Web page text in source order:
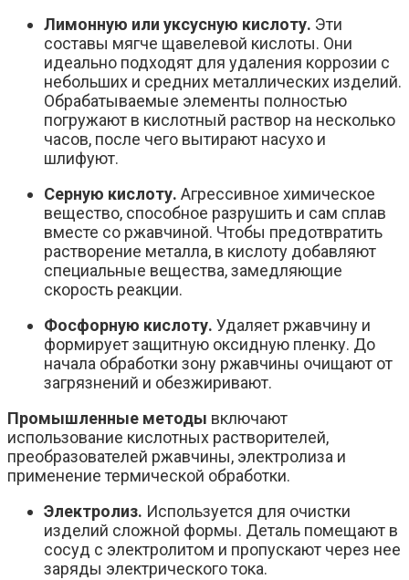
Лимонную или уксусную кислоту. Эти
составы мягче щавелевой кислоты. Они
идеально подходят для удаления коррозии с
небольших и средних металлических изделий.
Обрабатываемые элементы полностью
погружают в кислотный раствор на несколько
часов, после чего вытирают насухо и
шлифуют.
Серную кислоту. Агрессивное химическое
вещество, способное разрушить и сам сплав
вместе со ржавчиной. Чтобы предотвратить
растворение металла, в кислоту добавляют
специальные вещества, замедляющие
скорость реакции.
Фосфорную кислоту. Удаляет ржавчину и
формирует защитную оксидную пленку. До
начала обработки зону ржавчины очищают от
загрязнений и обезжиривают.
Промышленные методы включают
использование кислотных растворителей,
преобразователей ржавчины, электролиза и
применение термической обработки.
Электролиз. Используется для очистки
изделий сложной формы. Деталь помещают в
сосуд с электролитом и пропускают через нее
заряды электрического тока.